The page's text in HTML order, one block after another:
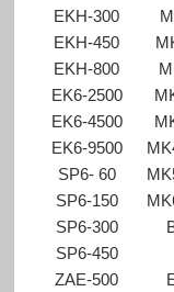
EKH-300
EKH-450
EKH-800
EK6-2500
EK6-4500
EK6-9500
SP6- 60
SP6-150
SP6-300
SP6-450
ZAE-500